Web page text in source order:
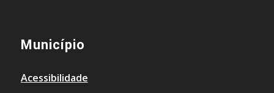
Município
Acessibilidade